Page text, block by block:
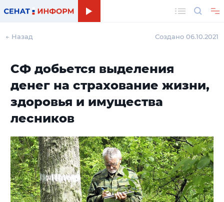
← Назад Создано 06.10.2021
СФ добьется выделения
денег на страхование жизни,
здоровья и имущества
лесников